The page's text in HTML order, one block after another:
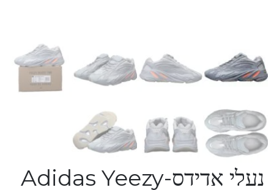
נעלי אדידס-Adidas Yeezy